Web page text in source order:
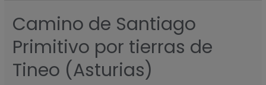
Camino de Santiago
Primitivo por tierras de
Tineo (Asturias)
Camino
de
Santiago
Primitivo
por